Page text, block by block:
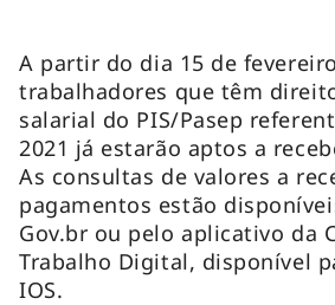
A partir do dia 15 de
trabalhadores que têm
salarial do PIS/Pasep
2021 já estarão aptos a
As consultas de valores a
pagamentos estão
Gov.br ou pelo aplicativo da
Trabalho Digital, disponível
IOS.